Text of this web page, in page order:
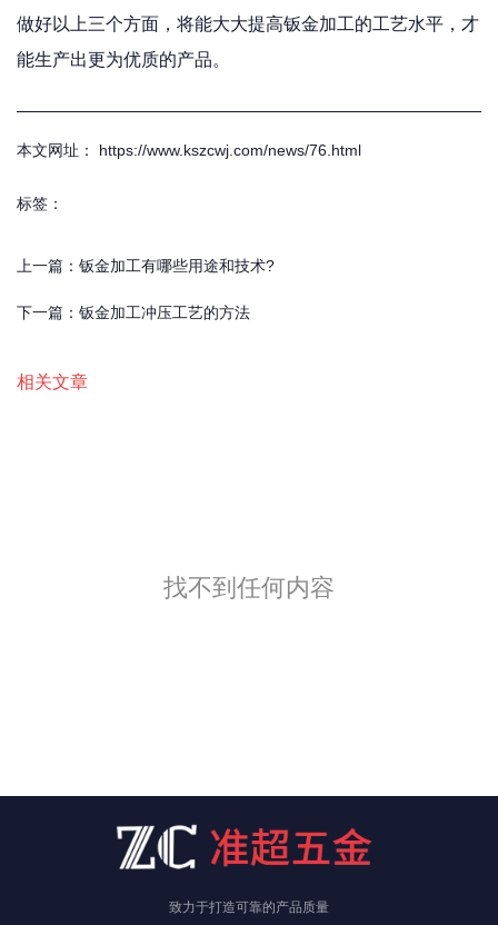
做好以上三个方面，将能大大提高钣金加工的工艺水平，才
能生产出更为优质的产品。
本文网址： https://www.kszcwj.com/news/76.html
标签：
上一篇： 钣金加工有哪些用途和技术?
下一篇： 钣金加工冲压工艺的方法
相关文章
找不到任何内容
致力于打造可靠的产品质量